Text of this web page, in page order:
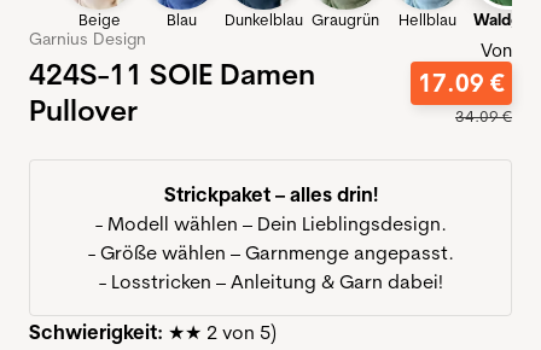
Beige Blau Dunkelblau Graugrün Hellblau
Garnius Design
424S-11 SOIE Damen
Pullover
Von
17.09 €
34.09€
Strickpaket – alles drin!
- Modell wählen – Dein Lieblingsdesign.
- Größe wählen – Garnmenge angepasst.
- Losstricken – Anleitung & Garn dabei!
Schwierigkeit: ★★ 2 von 5)